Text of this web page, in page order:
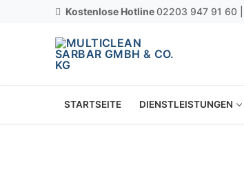
Kostenlose Hotline02203 947 91 60 |
STARTSEITE DIENSTLEISTUNGEN